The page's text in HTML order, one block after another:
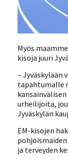
Myös
kisoja juuri
– Jyväskylään
tapahtumalle
urheilijoita,
Jyväskylän
EM-kisojen
ja terveyden